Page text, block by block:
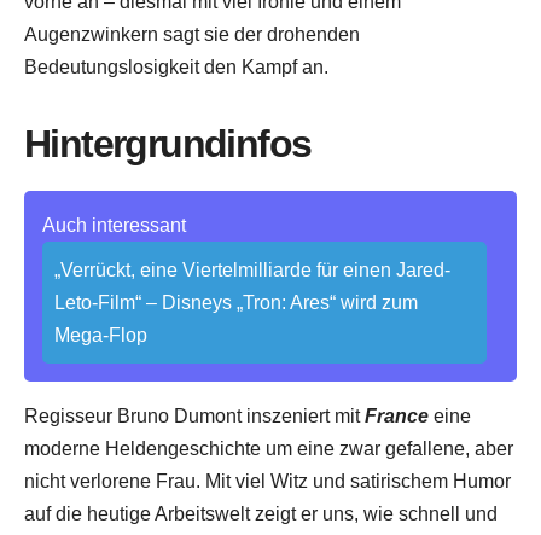
Augenzwinkern sagt sie der drohenden
Bedeutungslosigkeit den Kampf an.
Hintergrundinfos
Auch interessant
„Verrückt, eine Viertelmilliarde für einen Jared-
Leto-Film“ – Disneys „Tron: Ares“ wird zum
Mega-Flop
Regisseur Bruno Dumont inszeniert mitFrance eine
moderne Heldengeschichte um eine zwar gefallene, aber
nicht verlorene Frau. Mit viel Witz und satirischem Humor
auf die heutige Arbeitswelt zeigt er uns, wie schnell und